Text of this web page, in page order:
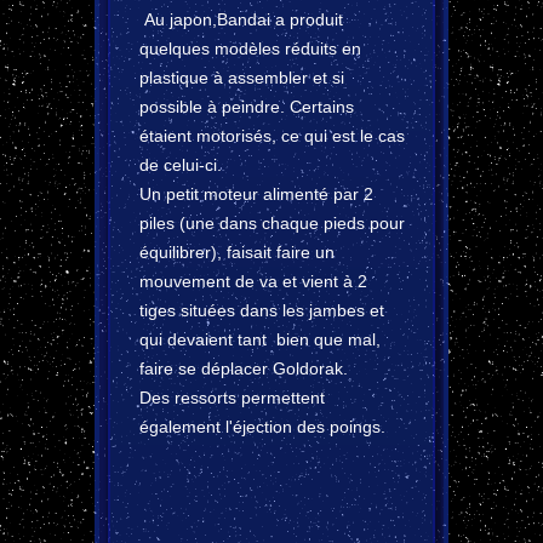
Au japon,Bandai a produit
quelques modèles réduits en
plastique à assembler et si
possible à peindre. Certains
étaient motorisés, ce qui est le cas
de celui-ci.
Un petit moteur alimenté par 2
piles (une dans chaque pieds pour
équilibrer), faisait faire un
mouvement de va et vient à 2
tiges situées dans les jambes et
qui devaient tant bien que mal,
faire se déplacer Goldorak.
Des ressorts permettent
également l'éjection des poings.